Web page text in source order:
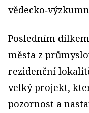
Posledním
města z
rezidenční
velký projekt,
pozornost a